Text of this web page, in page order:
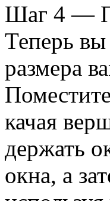
Шаг 4 —
Теперь
размера
качая
держать
окна, а